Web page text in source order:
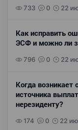
733 0 22
Как исправить
ЭСФ и можно ли
796 0 22
Когда
источника
нерезиденту?
174 0 22